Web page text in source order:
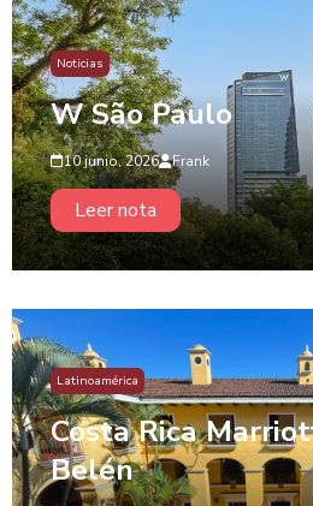
Noticias
W São Paulo
10 junio, 2026 Frank
Leer nota
Latinoamérica
Costa Rica
Belén